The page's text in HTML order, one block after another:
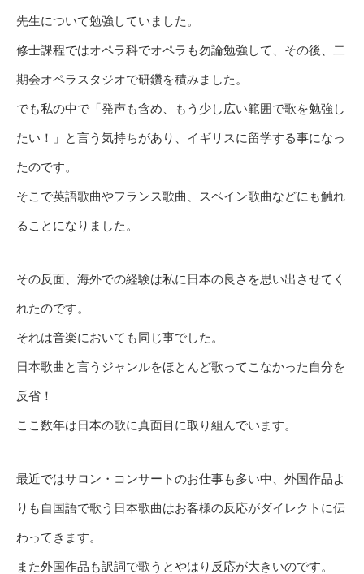
先生について勉強していました。
修士課程ではオペラ科でオペラも勿論勉強して、その後、二
期会オペラスタジオで研鑽を積みました。
でも私の中で「発声も含め、もう少し広い範囲で歌を勉強し
たい！」と言う気持ちがあり、イギリスに留学する事になっ
たのです。
そこで英語歌曲やフランス歌曲、スペイン歌曲などにも触れ
ることになりました。
その反面、海外での経験は私に日本の良さを思い出させてく
れたのです。
それは音楽においても同じ事でした。
日本歌曲と言うジャンルをほとんど歌ってこなかった自分を
反省！
ここ数年は日本の歌に真面目に取り組んでいます。
最近ではサロン・コンサートのお仕事も多い中、外国作品よ
りも自国語で歌う日本歌曲はお客様の反応がダイレクトに伝
わってきます。
また外国作品も訳詞で歌うとやはり反応が大きいのです。